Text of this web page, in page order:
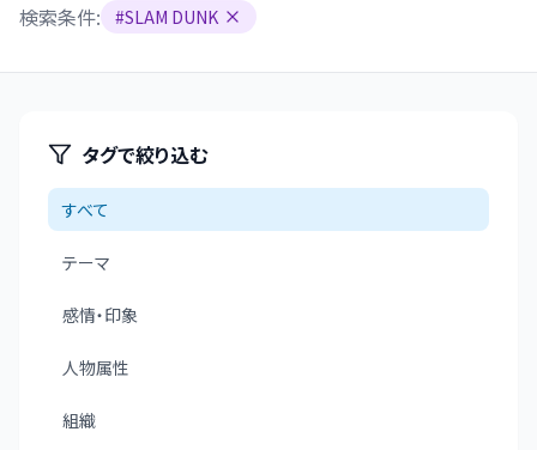
検索条件: #SLAM DUNK
タグで絞り込む
すべて
テーマ
感情・印象
人物属性
組織